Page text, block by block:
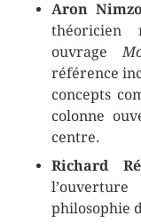
Aron
théoricien
ouvrage
référence
concepts
colonne
centre.
Richard
philosophie